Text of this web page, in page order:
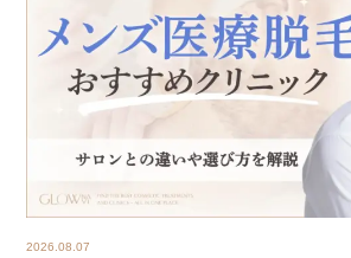
2026.08.07